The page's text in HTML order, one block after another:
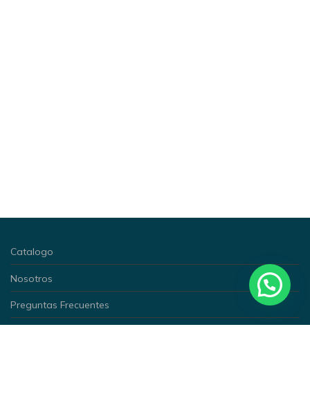
Catalogo
Nosotros
Preguntas Frecuentes